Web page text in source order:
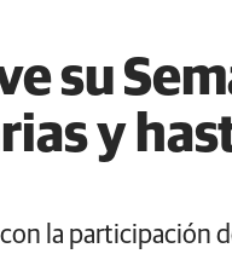
su
y
la participación